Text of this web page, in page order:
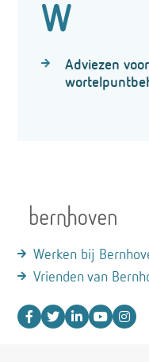
W
Adviezen
Werken bij
Vrienden van